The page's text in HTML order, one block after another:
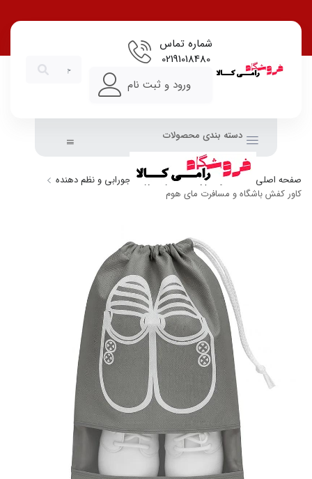
شماره تماس
02191018480
ورود و ثبت نام
دسته بندی محصولات
صفحه اصلی خانه و آشپزخانه
ارگانایزر، جاجورابی و نظم دهنده
کاور کفش باشگاه و مسافرت مای هوم